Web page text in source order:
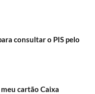
consultar o PIS pelo
cartão Caixa